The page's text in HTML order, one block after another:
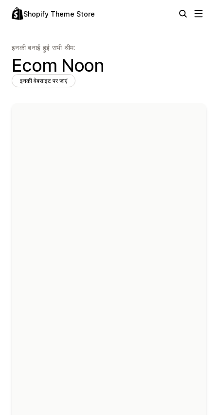
Shopify Theme Store
इनकी बनाई हुई सभी थीम:
Ecom Noon
इनकी वेबसाइट पर जाएं